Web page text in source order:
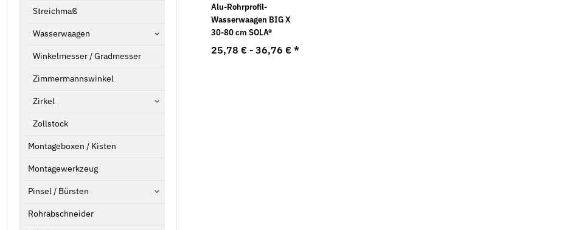
Alu-Rohrprofil-
Wasserwaagen BIG X
30-80 cm SOLA®
25,78 € -36,76 €*
Streichmaß
Wasserwaagen
Winkelmesser / Gradmesser
Zimmermannswinkel
Zirkel
Zollstock
Montageboxen / Kisten
Montagewerkzeug
Pinsel / Bürsten
Rohrabschneider